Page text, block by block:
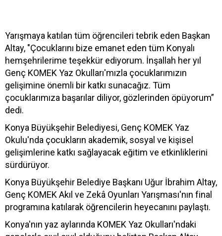
Yarışmaya katılan tüm öğrencileri tebrik eden Başkan
Altay, "Çocuklarını bize emanet eden tüm Konyalı
hemşehrilerime teşekkür ediyorum. İnşallah her yıl
Genç KOMEK Yaz Okulları'mızla çocuklarımızın
gelişimine önemli bir katkı sunacağız. Tüm
çocuklarımıza başarılar diliyor, gözlerinden öpüyorum”
dedi.
Konya Büyükşehir Belediyesi, Genç KOMEK Yaz
Okulu'nda çocukların akademik, sosyal ve kişisel
gelişimlerine katkı sağlayacak eğitim ve etkinliklerini
sürdürüyor.
Konya Büyükşehir Belediye Başkanı Uğur İbrahim Altay,
Genç KOMEK Akıl ve Zekâ Oyunları Yarışması'nın final
programına katılarak öğrencilerin heyecanını paylaştı.
Konya'nın yaz aylarında KOMEK Yaz Okulları'ndaki